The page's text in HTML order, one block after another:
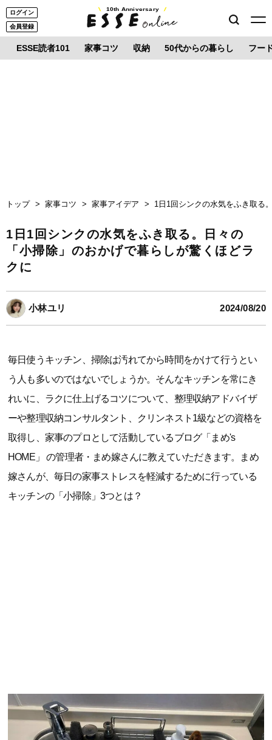
ログイン
会員登録
10th Anniversary
ESSE読者101 家事コツ 収納 50代からの暮らし フー
トップ 家事コツ 家事アイデア 1日1回シンクの水気をふき取る
1日1回シンクの水気をふき取る。日々の
「小掃除」のおかげで暮らしが驚くほどラ
クに
小林ユリ 2024/08/20
毎日使うキッチン、掃除は汚れてから時間をかけて行うとい
う人も多いのではないでしょうか。そんなキッチンを常にき
れいに、ラクに仕上げるコツについて、整理収納アドバイザ
ーや整理収納コンサルタント、クリンネスト1級などの資格を
取得し、家事のプロとして活動しているブログ「まめ's
HOME」 の管理者・まめ嫁さんに教えていただきます。まめ
嫁さんが、毎日の家事ストレスを軽減するために行っている
キッチンの「小掃除」3つとは？